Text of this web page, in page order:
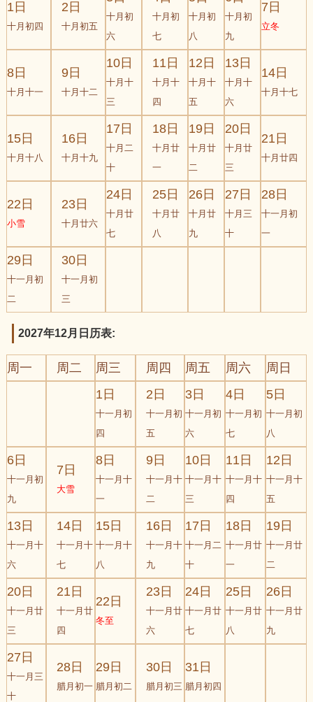
1日
十月初四
2日
十月初五
十月初
六
十月初
七
十月初
八
十月初
九
7日
立冬
8日
十月十一
9日
十月十二
10日
十月十
三
11日
十月十
四
12日
十月十
五
13日
十月十
六
14日
十月十七
15日
十月十八
16日
十月十九
17日
十月二
十
18日
十月廿
一
19日
十月廿
二
20日
十月廿
三
21日
十月廿四
22日
小雪
23日
十月廿六
24日
十月廿
七
25日
十月廿
八
26日
十月廿
九
27日
十月三
十
28日
十一月初
一
29日
十一月初
二
30日
十一月初
三
2027年12月日历表:
周一 周二 周三 周四 周五 周六
周日
1日
十一月初
四
2日
十一月初
五
3日
十一月初
六
4日
十一月初
七
5日
十一月初
八
6日
十一月初
九
7日
大雪
8日
十一月十
一
9日
十一月十
二
10日
十一月十
三
11日
十一月十
四
12日
十一月十
五
13日
十一月十
六
14日
十一月十
七
15日
十一月十
八
16日
十一月十
九
17日
十一月二
十
18日
十一月廿
一
19日
十一月廿
二
20日
十一月廿
三
21日
十一月廿
四
22日
冬至
23日
十一月廿
六
24日
十一月廿
七
25日
十一月廿
八
26日
十一月廿
九
27日
十一月三
十
28日
腊月初一
29日
腊月初二
30日
腊月初三
31日
腊月初四